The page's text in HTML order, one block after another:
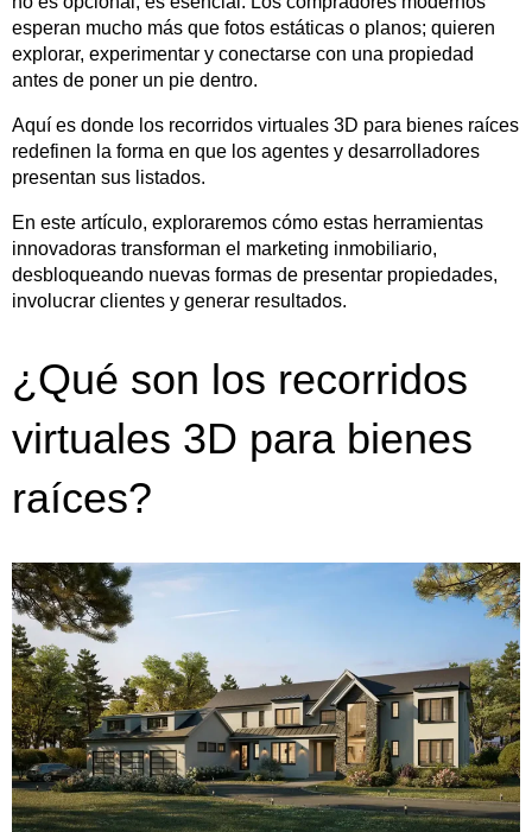
esperan mucho más que fotos estáticas o planos; quieren
explorar, experimentar y conectarse con una propiedad
antes de poner un pie dentro.
Aquí es donde los recorridos virtuales 3D para bienes raíces
redefinen la forma en que los agentes y desarrolladores
presentan sus listados.
En este artículo, exploraremos cómo estas herramientas
innovadoras transforman el marketing inmobiliario,
desbloqueando nuevas formas de presentar propiedades,
involucrar clientes y generar resultados.
¿Qué son los recorridos
virtuales 3D para bienes
raíces?